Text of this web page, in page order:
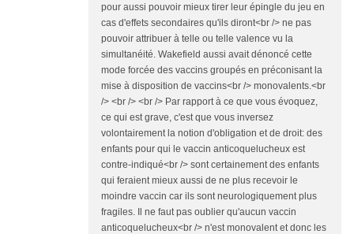
pour aussi pouvoir mieux tirer leur épingle du jeu en
cas d'effets secondaires qu'ils diront<br /> ne pas
pouvoir attribuer à telle ou telle valence vu la
simultanéité. Wakefield aussi avait dénoncé cette
mode forcée des vaccins groupés en préconisant la
mise à disposition de vaccins<br /> monovalents.<br
/> <br /> <br /> Par rapport à ce que vous évoquez,
ce qui est grave, c'est que vous inversez
volontairement la notion d'obligation et de droit: des
enfants pour qui le vaccin anticoquelucheux est
contre-indiqué<br /> sont certainement des enfants
qui feraient mieux aussi de ne plus recevoir le
moindre vaccin car ils sont neurologiquement plus
fragiles. Il ne faut pas oublier qu'aucun vaccin
anticoquelucheux<br /> n'est monovalent et donc les